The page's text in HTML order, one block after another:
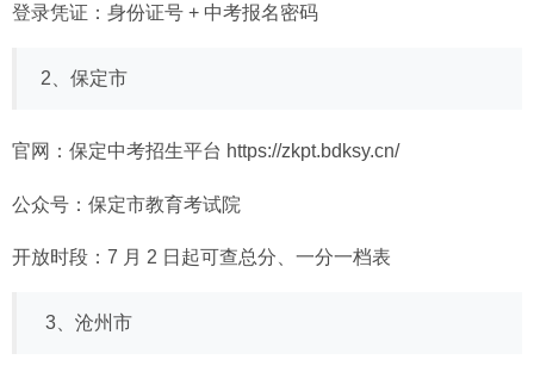
登录凭证：身份证号 + 中考报名密码
2、保定市
官网：保定中考招生平台 https://zkpt.bdksy.cn/
公众号：保定市教育考试院
开放时段：7 月 2 日起可查总分、一分一档表
3、沧州市